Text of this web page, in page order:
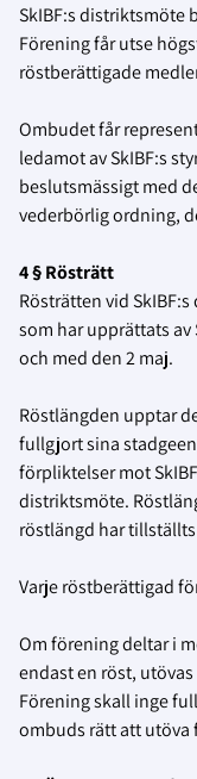
SkIBF:s distriktsmöte
Förening får utse
röstberättigade
Ombudet får
ledamot av SkIBF:s
beslutsmässigt med
vederbörlig ordning,
4 § Rösträtt
Rösträtten vid
som har upprättats av
och med den 2 maj.
Röstlängden upptar
fullgjort sina
förpliktelser mot
distriktsmöte.
röstlängd har tillställts
Varje röstberättigad
Om förening deltar i
endast en röst,
Förening skall inge
ombuds rätt att utöva